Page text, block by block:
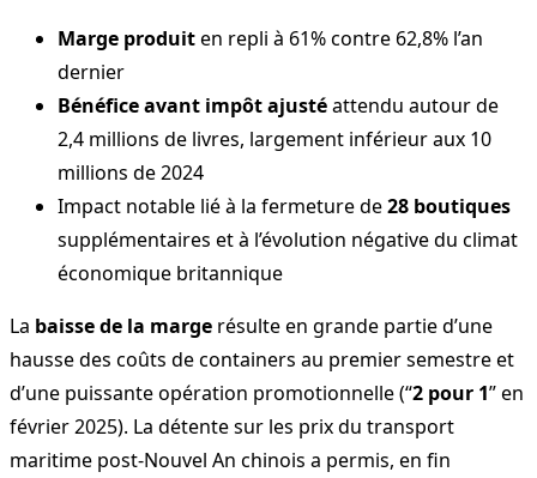
Marge produiten repli à 61% contre 62,8% l’an
dernier
Bénéfice avant impôt ajustéattendu autour de
2,4 millions de livres, largement inférieur aux 10
millions de 2024
Impact notable lié à la fermeture de28 boutiques
supplémentaires et à l’évolution négative du climat
économique britannique
La baisse de la marge résulte en grande partie d’une
hausse des coûts de containers au premier semestre et
d’une puissante opération promotionnelle (“2 pour 1” en
février 2025). La détente sur les prix du transport
maritime post-Nouvel An chinois a permis, en fin